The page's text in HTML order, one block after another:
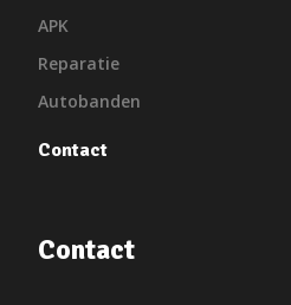
APK
Reparatie
Autobanden
Contact
Contact